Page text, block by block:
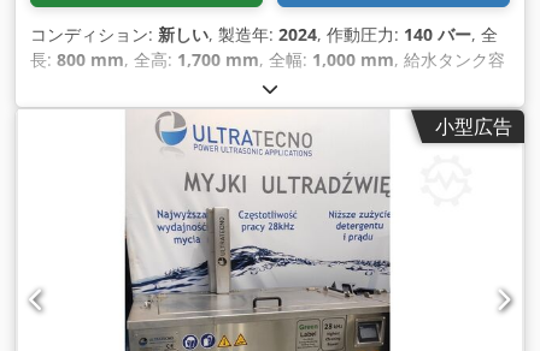
コンディション: 新しい, 製造年: 2024, 作動圧力: 140 バー, 全
長: 800 mm, 全高: 1,700 mm, 全幅: 1,000 mm, 給水タンク容
3 キロワット (4.08 馬力)
TurboClean Evo IIはステンレス製の業務用高圧洗浄機です。洗
浄工程は、最高温度45℃の特殊洗剤入りの水による閉回路で行
われる。作動圧力は140 barで、手の届きにくい場所やカーボ
ン、グリース、オイルなどの汚れのひどいものを徹底的に洗浄
することができます。フラップには空気 圧駆動装置が装備さ
れ、洗濯機の安全性と作業品質を向上させる。また、オイルス
キマー、ブラシ、エアガンも装備されている。窓には洗浄ノズ
ルが設置されており、視認性と作業性が向上しています。 ワー
クショップや部品再生に最適なソリューションです。 Dcodjq
Ru Amopfx Aqgjk ポーランド製。
小型広告